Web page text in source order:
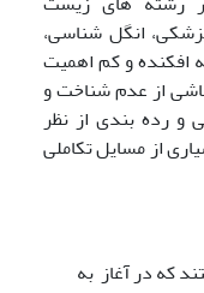
انگل شناسی،
افکنده و کم اهمیت
از عدم شناخت و
و رده بندی از نظر
از مسایل تکاملی
که در آغاز به